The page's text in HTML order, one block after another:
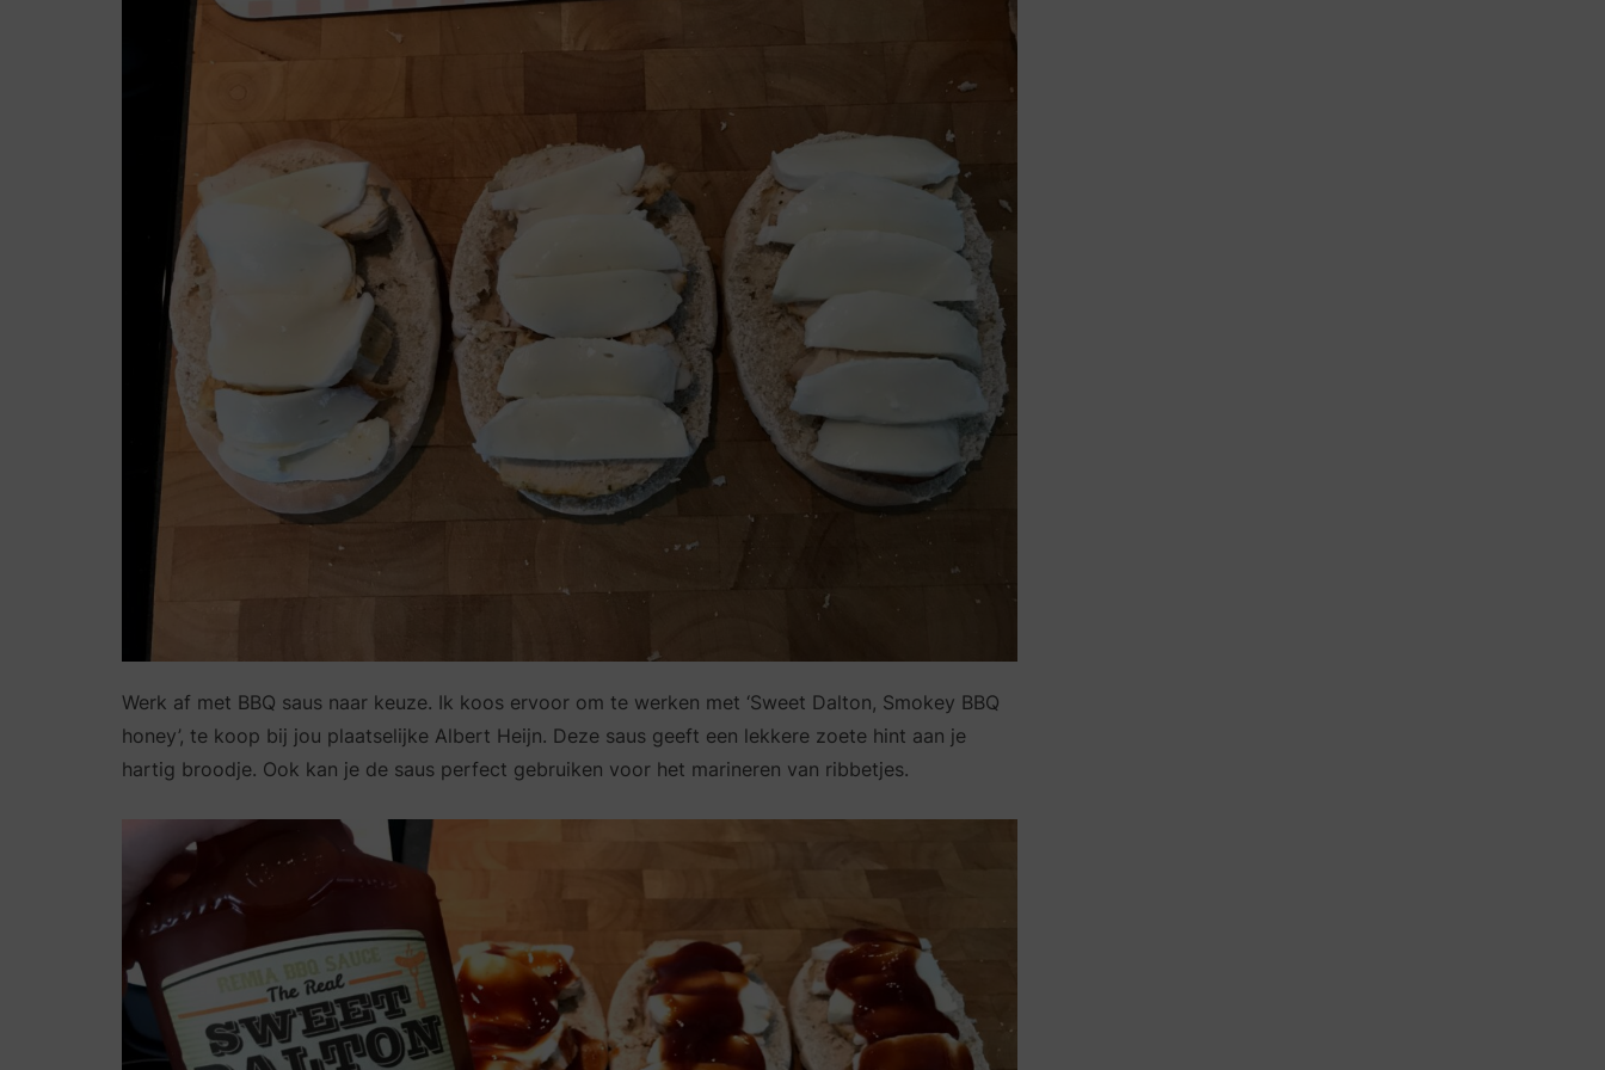
Werk af met BBQ saus naar keuze. Ik koos ervoor om te werken met ‘Sweet Dalton, Smokey BBQ
honey’, te koop bij jou plaatselijke Albert Heijn. Deze saus geeft een lekkere zoete hint aan je
hartig broodje. Ook kan je de saus perfect gebruiken voor het marineren van ribbetjes.